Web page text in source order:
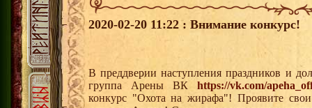
2020-02-20 11:22 : Внимание конкурс!
В преддверии наступления праздников и
группа Арены ВК https://vk.com/
конкурс "Охота на жирафа"! Проявите